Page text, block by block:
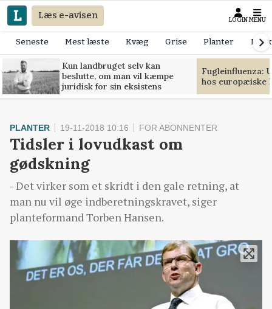
Læs e-avisen LOGIN MENU
Seneste Mest læste Kvæg Grise Planter
Kun landbruget selv kan
beslutte, om man vil kæmpe
juridisk for sin eksistens
Fugleinfluenza:
hos europæiske
PLANTER 19-11-2018 10:16 FOR ABONNENTER
Tidsler i lovudkast om
gødskning
- Det virker som et skridt i den gale retning, at
man nu vil øge indberetningskravet, siger
planteformand Torben Hansen.